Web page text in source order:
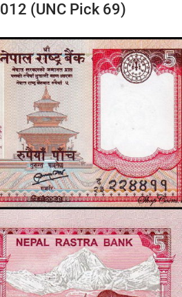
(UNC Pick 69)